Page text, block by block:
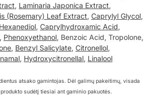
, Laminaria Japonica Extract,
(Rosemary) Leaf Extract, Caprylyl Glycol,
, Caprylhydroxamic Acid,
, Phenoxyethanol, Benzoic Acid, Tropolone,
, Benzyl Salicylate, Citronellol,
, Hydroxycitronellal, Linalool
atsako gamintojas. Dėl galimų pakeitimų, visada
sudėtį tiesiai ant gaminio pakuotės.